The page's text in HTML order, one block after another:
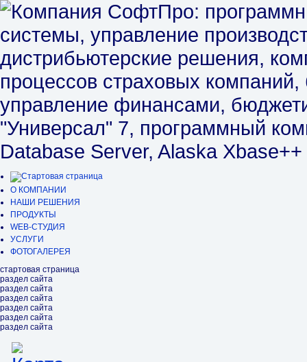
О КОМПАНИИ
НАШИ РЕШЕНИЯ
ПРОДУКТЫ
WEB-СТУДИЯ
УСЛУГИ
ФОТОГАЛЕРЕЯ
стартовая страница
раздел сайта
раздел сайта
раздел сайта
раздел сайта
раздел сайта
раздел сайта